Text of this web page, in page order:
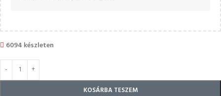
6094 készleten
KOSÁRBA TESZEM